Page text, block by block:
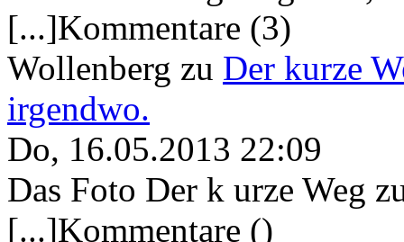
[...]Kommentare (3)
Wollenberg zu Der kurze
irgendwo.
Do, 16.05.2013 22:09
Das Foto Der k urze Weg
[...]Kommentare ()